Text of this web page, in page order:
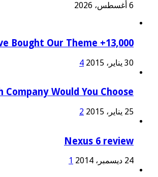
6 أغسطس، 2026
13,000+ People Have Bought Our Theme
30 يناير، 2015 4
Company Would You Choose?
25 يناير، 2015 2
Nexus 6 review
24 ديسمبر، 2014 1